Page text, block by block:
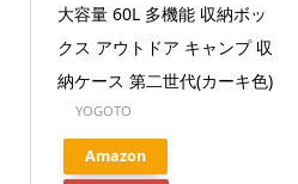
大容量 60L 多機能 収納ボッ
クス アウトドア キャンプ 収
納ケース 第二世代(カーキ色)
YOGOTO
Amazon